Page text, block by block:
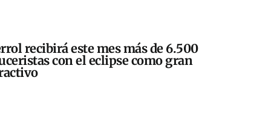
recibirá este mes más de 6.500
con el eclipse como gran